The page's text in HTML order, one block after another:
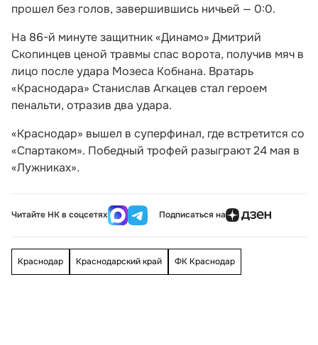
прошел без голов, завершившись ничьей — 0:0.
На 86-й минуте защитник «Динамо» Дмитрий
Скопинцев ценой травмы спас ворота, получив мяч в
лицо после удара Мозеса Кобнана. Вратарь
«Краснодара» Станислав Агкацев стал героем
пенальти, отразив два удара.
«Краснодар» вышел в суперфинал, где встретится со
«Спартаком». Победный трофей разыграют 24 мая в
«Лужниках».
Читайте НК в соцсетях Подписаться на
Краснодар Краснодарский край ФК Краснодар